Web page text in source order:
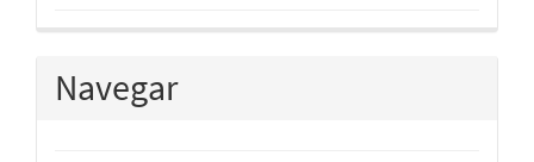
Navegar